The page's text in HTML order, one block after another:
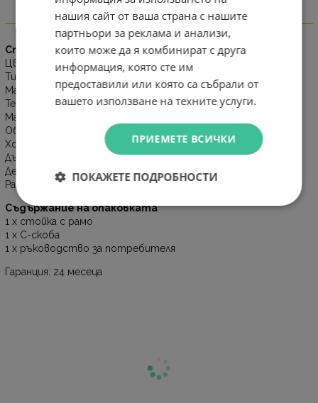
Информация
Спецификации
Цвят: Бял
Тип: Универсално рамо
Материал: Цялостно метално
Тегло: 1300 г (включително аксесоарите)
Максимална товароносимост: 1.5 кг
Обхват на регулиране на главата: 360°
Хоризонтално разпъване: около 710 мм
Дължина в сгънато състояние: около 417.7 мм
Дебелина на C-скобата: около 20–60 мм
Размер на кутията: 18 x 8 x 40 см
Съдържание на опаковката
1 x стойка с рамо
1 x C-скоба
1 x ръководство за потребителя
Гаранция: 24 месеца
нашия сайт от ваша страна с нашите
партньори за реклама и анализи,
които може да я комбинират с друга
информация, която сте им
предоставили или която са събрали от
вашето използване на техните услуги.
ПРИЕМЕТЕ ВСИЧКИ
ПОКАЖЕТЕ ПОДРОБНОСТИ